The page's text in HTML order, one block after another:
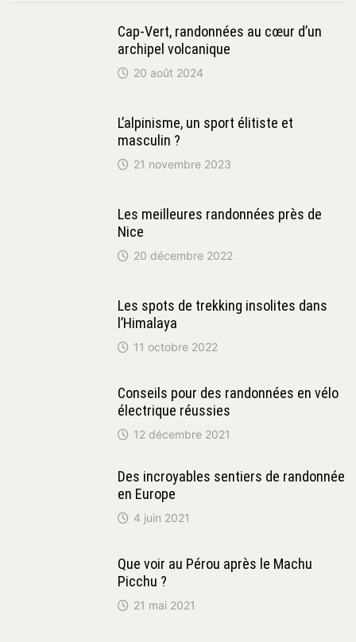
Cap-Vert, randonnées au cœur d’un
archipel volcanique
20 août 2024
L’alpinisme, un sport élitiste et
masculin ?
21 novembre 2023
Les meilleures randonnées près de
Nice
20 décembre 2022
Les spots de trekking insolites dans
l’Himalaya
11 octobre 2022
Conseils pour des randonnées en vélo
électrique réussies
12 décembre 2021
Des incroyables sentiers de randonnée
en Europe
4 juin 2021
Que voir au Pérou après le Machu
Picchu ?
21 mai 2021